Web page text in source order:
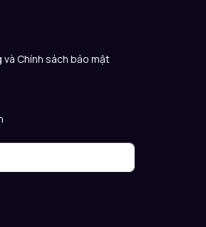
Chính sách bảo mật